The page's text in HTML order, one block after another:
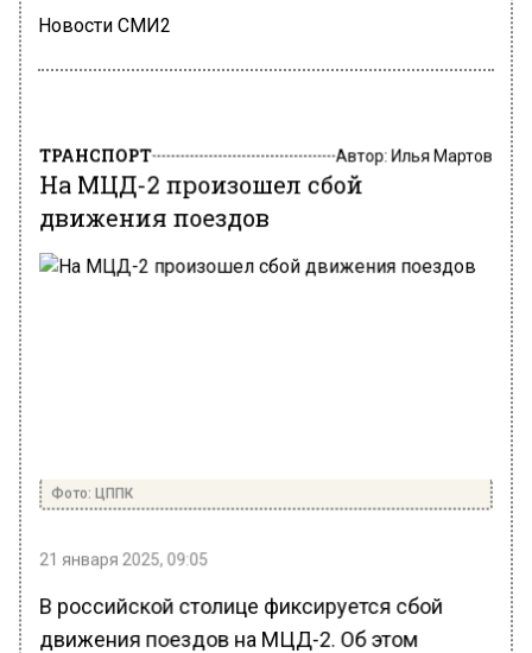
Новости СМИ2
ТРАНСПОРТ Автор:Илья Мартов
На МЦД-2 произошел сбой
движения поездов
Фото: ЦППК
21 января 2025, 09:05
В российской столице фиксируется сбой
движения поездов на МЦД-2. Об этом